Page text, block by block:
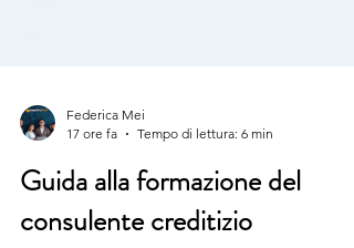
17 ore fa
Tempo di lettura: 6 min
Guida alla formazione del